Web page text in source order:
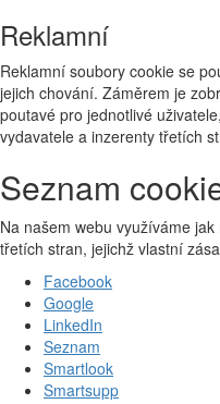
Reklamní
Reklamní soubory cookie se
jejich chování. Záměrem je
poutavé pro jednotlivé
vydavatele a inzerenty třetích
Seznam
Na našem webu využíváme
třetích stran, jejichž vlastní
Facebook
Google
LinkedIn
Seznam
Smartlook
Smartsupp